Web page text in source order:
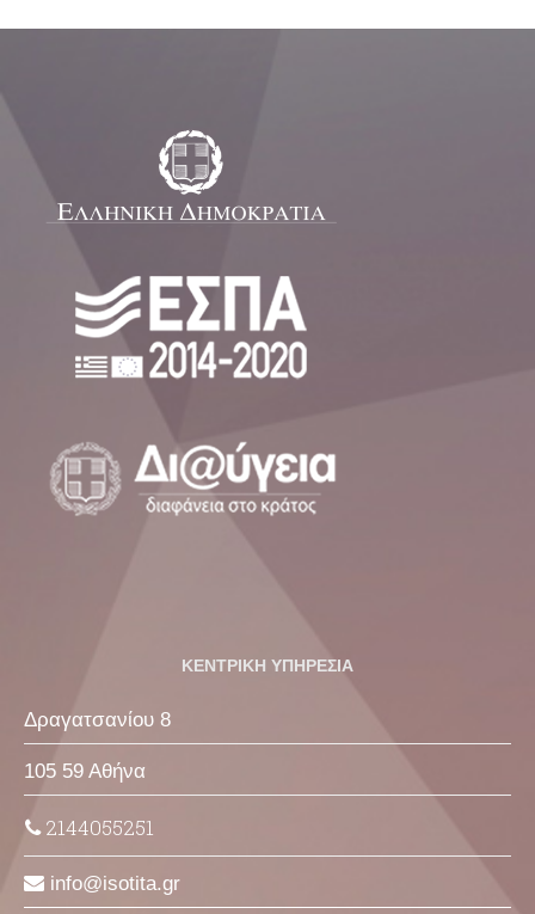
ΚΕΝΤΡΙΚΗ ΥΠΗΡΕΣΙΑ
Δραγατσανίου 8
105 59 Αθήνα
2144055251
info isotita gr